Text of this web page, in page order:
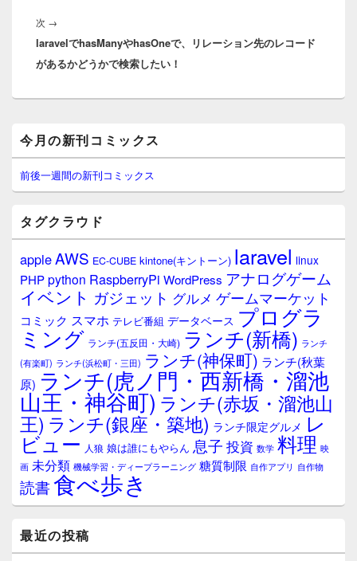
次 →
の
投
laravelでhasManyやhasOneで、リレーション先のレコード
があるかどうかで検索したい！
イ
ン
サ
イ
ウ
ィ
ジ
ェ
ア
今月の新刊コミックス
前後一週間の新刊コミックス
タグクラウド
appleAWS EC-CUBE kintone(キントーン) laravel linux
PHPpython RaspberryPi WordPress アナログゲーム
イベント ガジェット グルメ ゲームマーケット
コミック スマホ テレビ番組 データベース プログラ
ミング ランチ(五反田・大崎) ランチ(新橋) ランチ
(有楽町) ランチ(浜松町・三田) ランチ(神保町) ランチ(秋葉
原) ランチ(虎ノ門・西新橋・溜池
山王・神谷町) ランチ(赤坂・溜池山
王) ランチ(銀座・築地) ランチ限定グルメ レ
ビュー 人狼 娘は誰にもやらん 息子 投資 数学 料理 映
画 未分類 機械学習・ディープラーニング 糖質制限 自作アプリ 自作物
読書食べ歩き
最近の投稿